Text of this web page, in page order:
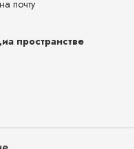
почту
пространстве